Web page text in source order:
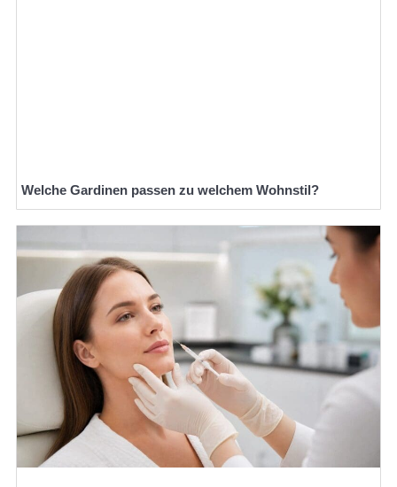
Welche Gardinen passen zu welchem Wohnstil?